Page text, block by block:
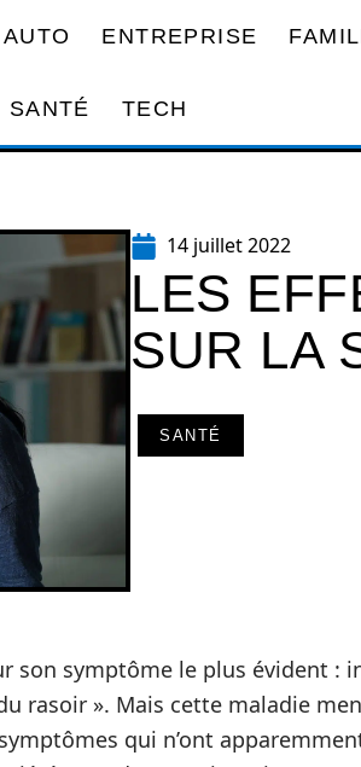
AUTO ENTREPRISE
SANTÉ TECH
14 juillet 2022
LES
SUR LA
SANTÉ
son symptôme le plus évident :
rasoir ». Mais cette maladie
qui n’ont